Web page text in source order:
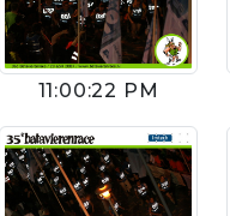
11:00:22 PM